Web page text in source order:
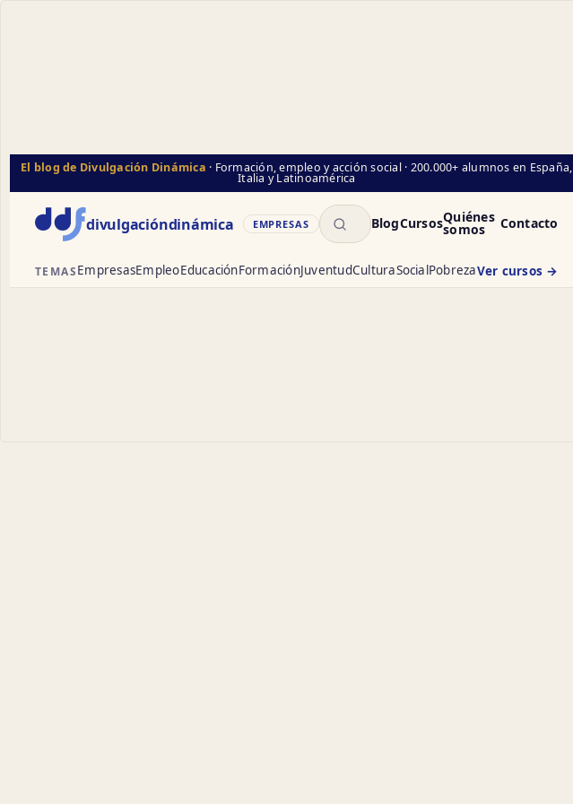
El blog de Divulgación Dinámica · Formación, empleo y acción social · 200.000+ alumnos en España,
Italia y Latinoamérica
divulgacióndinámica EMPRESAS
Buscar
BlogCursosQuiénes
somos Contacto
TEMASEmpresasEmpleoEducaciónFormaciónJuventudCulturaSocialPobrezaVer cursos →